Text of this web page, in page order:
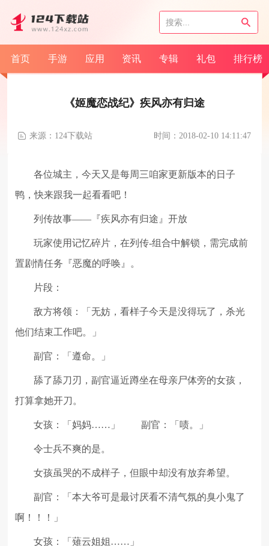
首页 手游 应用 资讯 专辑 礼包 排行榜
《姬魔恋战纪》疾风亦有归途
来源：124下载站 时间：2018-02-10 14:11:47
各位城主，今天又是每周三咱家更新版本的日子
鸭，快来跟我一起看看吧！
列传故事——『疾风亦有归途』开放
玩家使用记忆碎片，在列传-组合中解锁，需完成前
置剧情任务『恶魔的呼唤』。
片段：
敌方将领：「无妨，看样子今天是没得玩了，杀光
他们结束工作吧。」
副官：「遵命。」
舔了舔刀刃，副官逼近蹲坐在母亲尸体旁的女孩，
打算拿她开刀。
女孩：「妈妈……」 副官：「啧。」
令士兵不爽的是。
女孩虽哭的不成样子，但眼中却没有放弃希望。
副官：「本大爷可是最讨厌看不清气氛的臭小鬼了
啊！！！」
女孩：「薙云姐姐……」